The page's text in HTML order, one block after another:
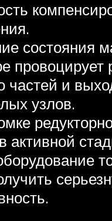
состояния
провоцирует
частей и
узлов.
активной